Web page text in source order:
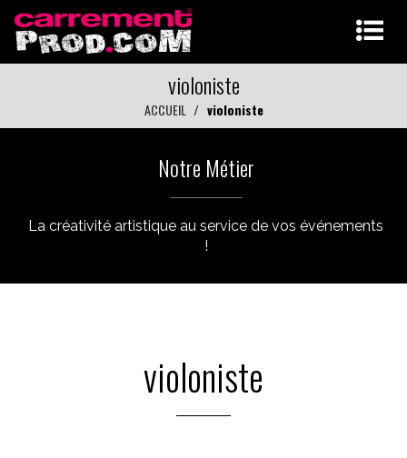
violoniste
ACCUEIL violoniste
Notre Métier
La créativité artistique au service de vos événements
!
violoniste